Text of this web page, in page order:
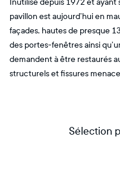
Inutilisé depuis 1972 et ayant
pavillon est aujourd’hui en
façades, hautes de presque
des portes-fenêtres ainsi
demandent à être restaurés
structurels et fissures
Sélection